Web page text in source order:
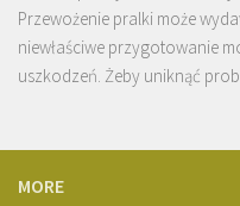
Przewożenie pralki może
niewłaściwe przygotowanie
uszkodzeń. Żeby uniknąć
MORE